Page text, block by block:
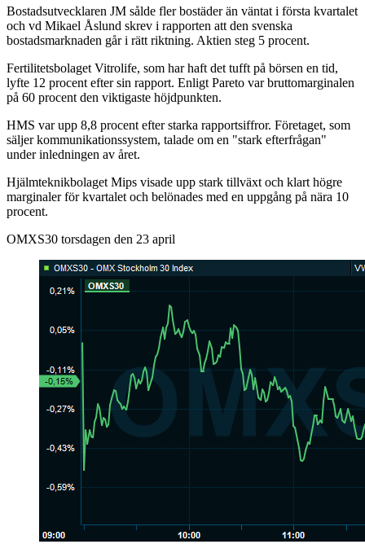
Bostadsutvecklaren JM sålde fler bostäder än väntat i första kvartalet
och vd Mikael Åslund skrev i rapporten att den svenska
bostadsmarknaden går i rätt riktning. Aktien steg 5 procent.
Fertilitetsbolaget Vitrolife, som har haft det tufft på börsen en tid,
lyfte 12 procent efter sin rapport. Enligt Pareto var bruttomarginalen
på 60 procent den viktigaste höjdpunkten.
HMS var upp 8,8 procent efter starka rapportsiffror. Företaget, som
säljer kommunikationssystem, talade om en "stark efterfrågan"
under inledningen av året.
Hjälmteknikbolaget Mips visade upp stark tillväxt och klart högre
marginaler för kvartalet och belönades med en uppgång på nära 10
procent.
OMXS30 torsdagen den 23 april